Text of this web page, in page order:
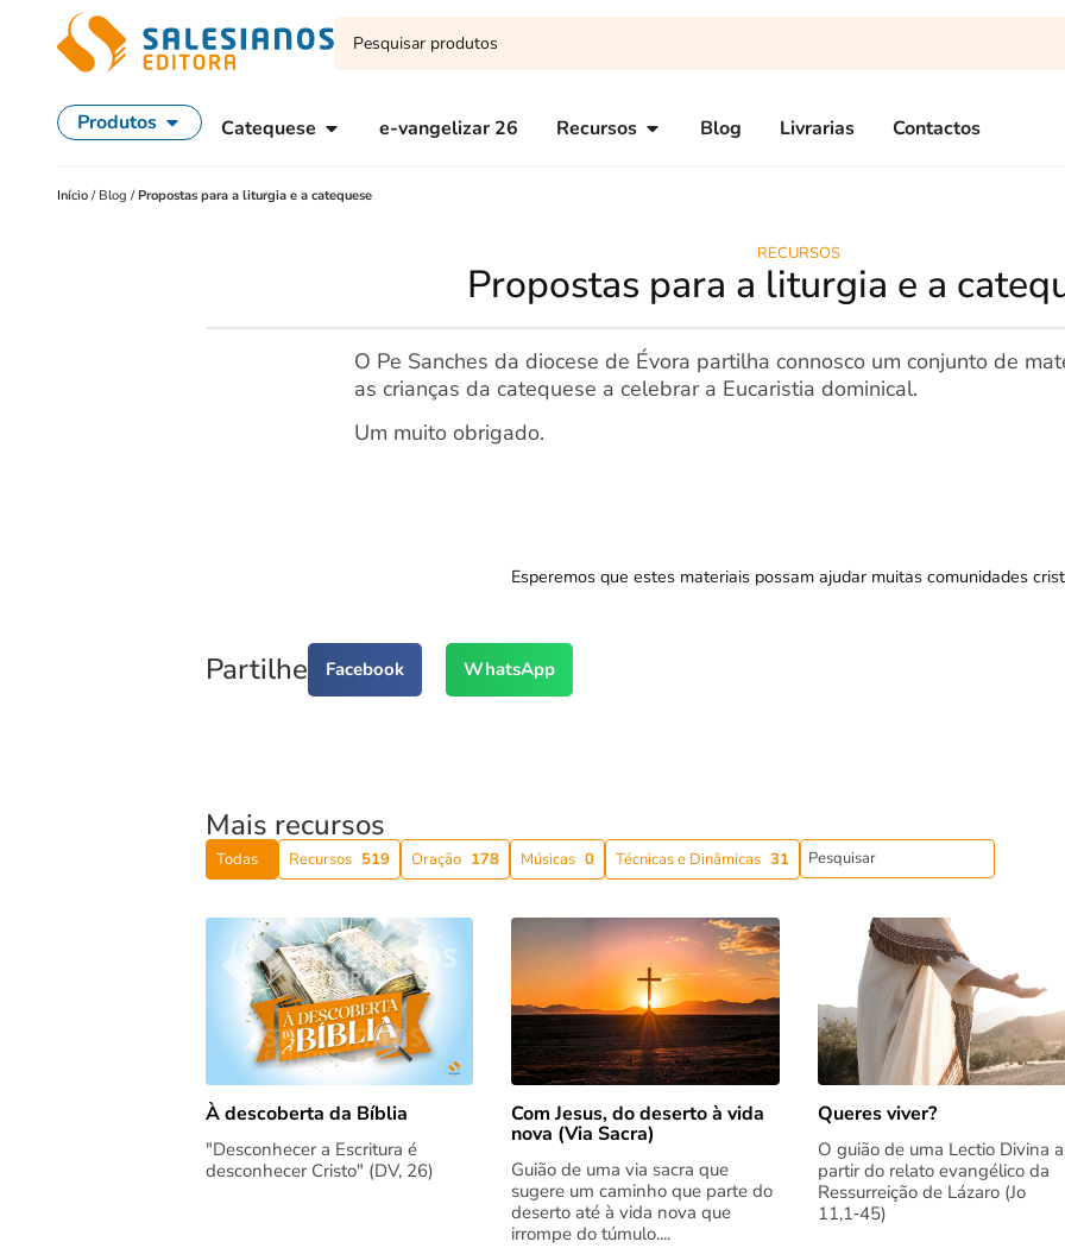
Produtos Catequese e-vangelizar 26 Recursos Blog Livrarias Contactos
Início / Blog /Propostas para a liturgia e a catequese
RECURSOS
Propostas para a liturgia e a
O Pe Sanches da diocese de Évora partilha connosco um conjunto de
as crianças da catequese a celebrar a Eucaristia dominical.
Um muito obrigado.
Esperemos que estes materiais possam ajudar muitas comunidades
Partilhe Facebook WhatsApp
Mais recursos
Todas Recursos 519 Oração 178 Músicas 0 Técnicas e Dinâmicas 31
À descoberta da Bíblia
"Desconhecer a Escritura é
desconhecer Cristo" (DV, 26)
Com Jesus, do deserto à vida
nova (Via Sacra)
Guião de uma via sacra que
sugere um caminho que parte do
deserto até à vida nova que
irrompe do túmulo....
Queres viver?
O guião de uma Lectio Divina a
partir do relato evangélico da
Ressurreição de Lázaro (Jo
11,1‑45)